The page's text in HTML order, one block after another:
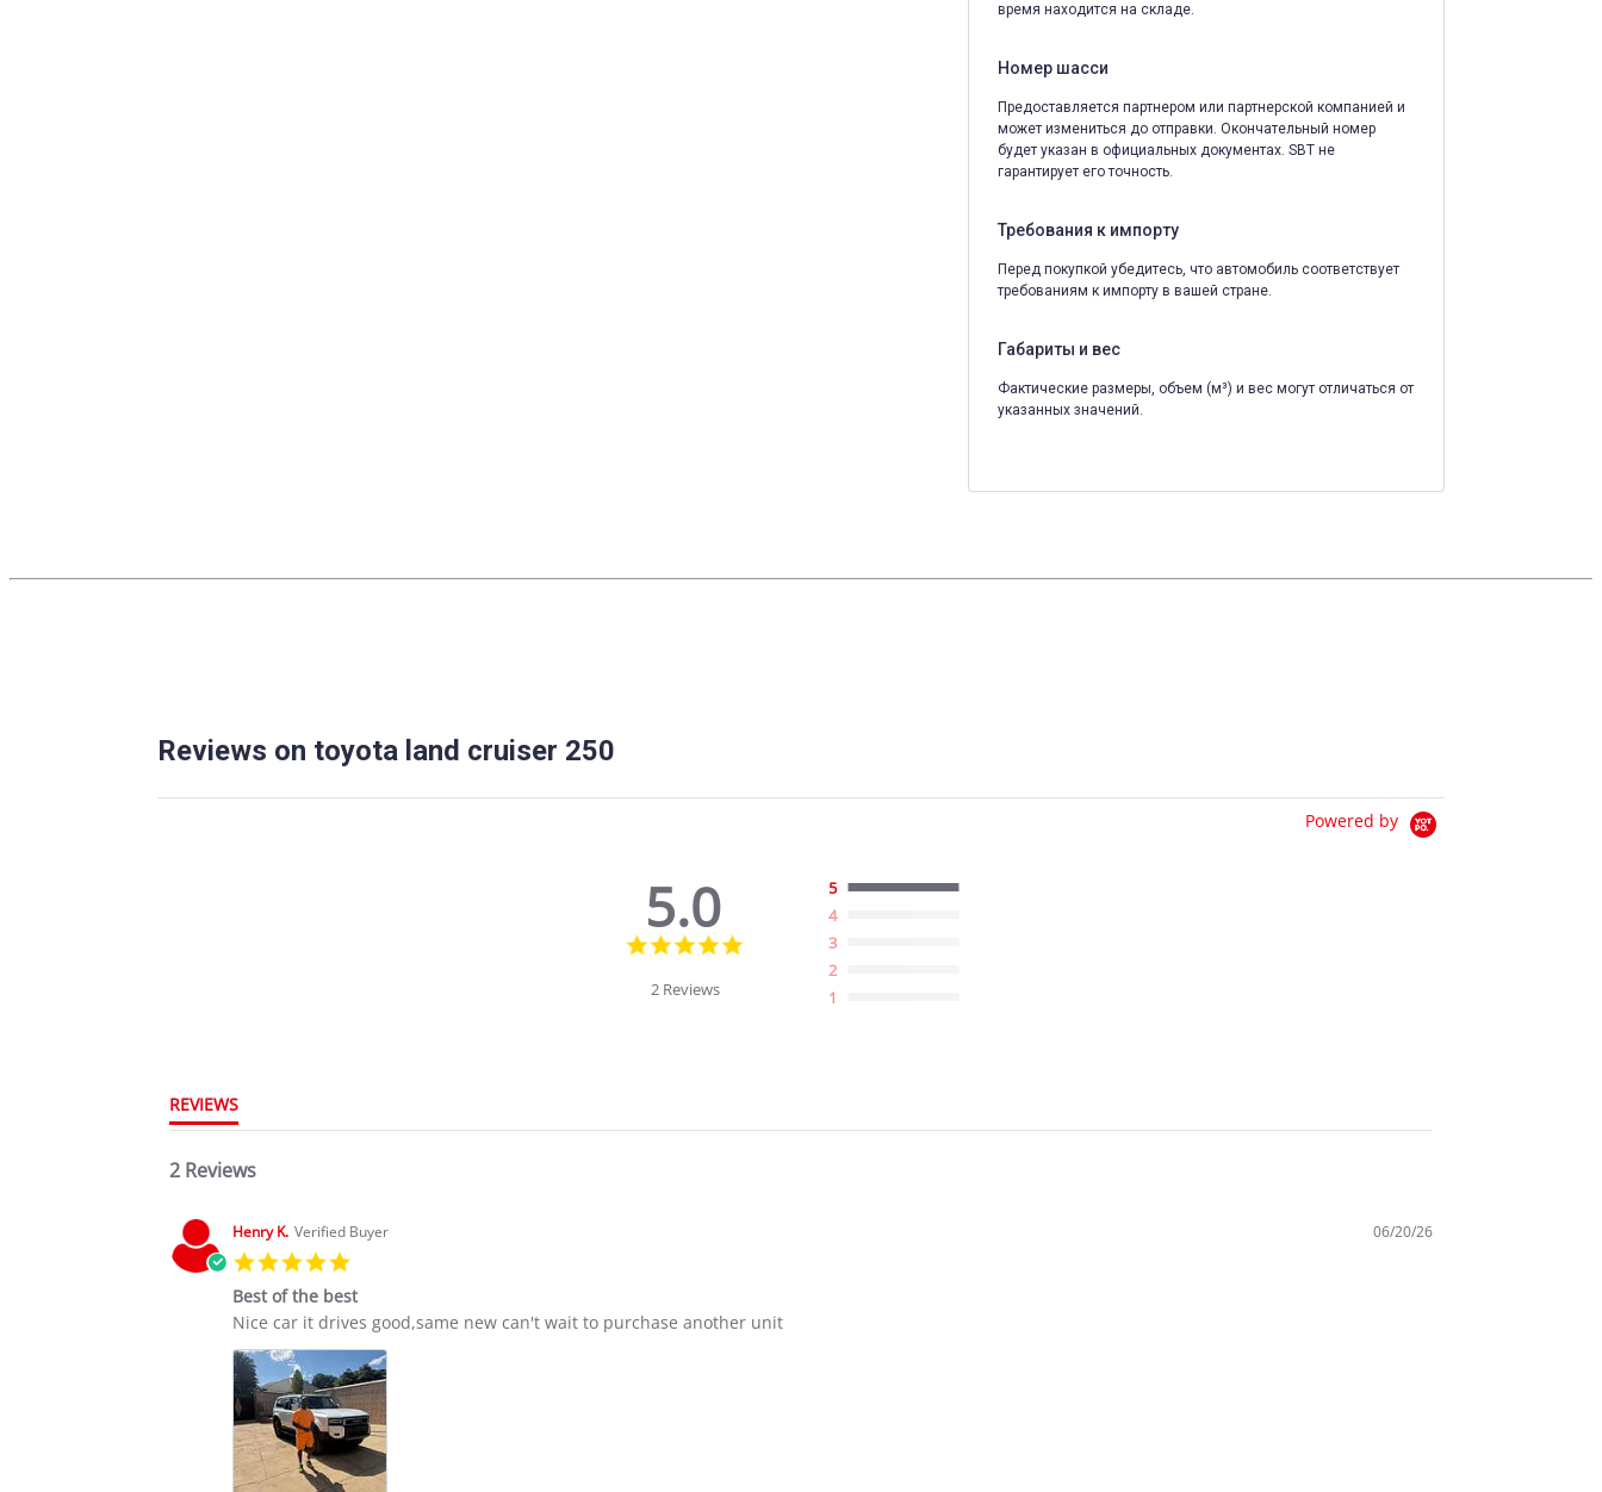
время находится на складе.
Номер шасси
Предоставляется партнером или партнерской компанией и
может измениться до отправки. Окончательный номер
будет указан в официальных документах. SBT не
гарантирует его точность.
Требования к импорту
Перед покупкой убедитесь, что автомобиль соответствует
требованиям к импорту в вашей стране.
Габариты и вес
Фактические размеры, объем (м³) и вес могут отличаться от
указанных значений.
Reviews on toyota land cruiser 250
Powered by
5.0
5.0
2 Reviews
5
4
3
2
1
REVIEWS
2 Reviews
Henry K. Verified Buyer
rating
06/20/26
Best of the best
Review
Henry
K.
on
20
Jun
2026
review
Best
of
the
best
Nice car it drives good,same new can't wait to purchase another unit